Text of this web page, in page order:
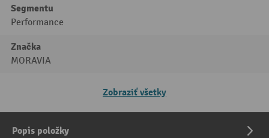
Segmentu
Performance
Značka
MORAVIA
Zobraziť všetky
Popis položky